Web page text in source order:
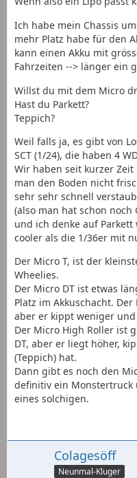
Ich habe mein Chassis
mehr Platz habe für den
kann einen Akku mit
Fahrzeiten --> länger ein
Willst du mit dem Micro
Hast du Parkett?
Teppich?
Weil falls ja, es gibt von
SCT (1/24), die haben 4
Wir haben seit kurzer
man den Boden nicht
sehr sehr schnell
(also man hat schon
und ich denke auf Parkett
cooler als die 1/36er mit
Der Micro T, ist der
Wheelies.
Der Micro DT ist etwas
Platz im Akkuschacht.
aber er kippt weniger
Der Micro High Roller ist
DT, aber er liegt höher,
(Teppich) hat.
Dann gibt es noch den
definitiv ein Monstertruck
eines solchigen.
Colagesöff
Neunmal-Kluger